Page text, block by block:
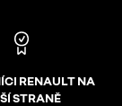
RENAULT NA
STRANĚ